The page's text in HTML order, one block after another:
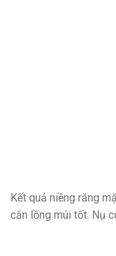
Kết quả niềng răng
cắn lồng múi tốt. Nụ